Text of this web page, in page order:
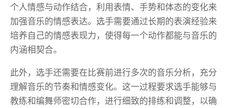
个人情感与动作结合，利用表情、手势和体态的变化来
加强音乐的情感表达。选手需要通过长期的表演经验来
培养自己的情感表现力，使得每一个动作都能与音乐的
内涵相契合。
此外，选手还需要在比赛前进行多次的音乐分析，充分
理解音乐的节奏和情感变化。这一过程要求选手能够与
教练和编舞师密切合作，进行细致的排练和调整，以确